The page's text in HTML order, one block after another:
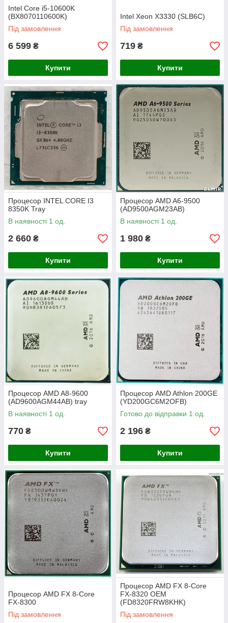
Intel Core i5-10600K
(BX8070110600K)
Під замовлення
6 599 ₴
Купити
Intel Xeon X3330 (SLB6C)
Під замовлення
719 ₴
Купити
Процесор INTEL CORE I3
8350K Tray
В наявності 1 од.
2 660 ₴
Купити
Процесор AMD A6-9500
(AD9500AGM23AB)
В наявності 1 од.
1 980 ₴
Купити
Процесор AMD A8-9600
(AD9600AGM44AB) tray
В наявності 1 од.
770 ₴
Купити
Процесор AMD Athlon 200GE
(YD200GC6M2OFB)
Готово до відправки 1 од.
2 196 ₴
Купити
Процесор AMD FX 8-Core
FX-8300
Під замовлення
Процесор AMD FX 8-Core
FX-8320 OEM
(FD8320FRW8KHK)
Під замовлення